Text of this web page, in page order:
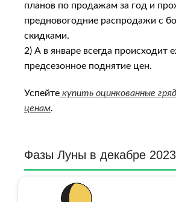
планов по продажам за год и
предновогодние распродажи с
скидками.
2) А в январе всегда происходит
предсезонное поднятие цен.
Успейте купить оцинкованные
ценам.
Фазы Луны в декабре